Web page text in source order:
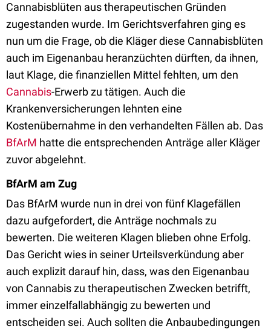
Cannabisblüten aus therapeutischen Gründen
zugestanden wurde. Im Gerichtsverfahren ging es
nun um die Frage, ob die Kläger diese Cannabisblüten
auch im Eigenanbau heranzüchten dürften, da ihnen,
laut Klage, die finanziellen Mittel fehlten, um den
Cannabis-Erwerb zu tätigen. Auch die
Krankenversicherungen lehnten eine
Kostenübernahme in den verhandelten Fällen ab. Das
BfArM hatte die entsprechenden Anträge aller Kläger
zuvor abgelehnt.
BfArM am Zug
Das BfArM wurde nun in drei von fünf Klagefällen
dazu aufgefordert, die Anträge nochmals zu
bewerten. Die weiteren Klagen blieben ohne Erfolg.
Das Gericht wies in seiner Urteilsverkündung aber
auch explizit darauf hin, dass, was den Eigenanbau
von Cannabis zu therapeutischen Zwecken betrifft,
immer einzelfallabhängig zu bewerten und
entscheiden sei. Auch sollten die Anbaubedingungen